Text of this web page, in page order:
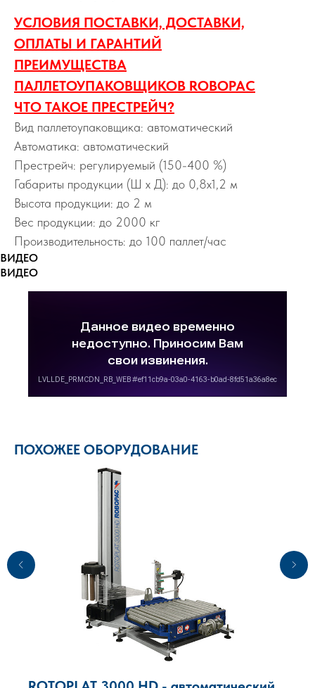
УСЛОВИЯ ПОСТАВКИ, ДОСТАВКИ,
ОПЛАТЫ И ГАРАНТИЙ
ПРЕИМУЩЕСТВА
ПАЛЛЕТОУПАКОВЩИКОВ ROBOPAC
ЧТО ТАКОЕ ПРЕСТРЕЙЧ?
Вид паллетоупаковщика: автоматический
Автоматика: автоматический
Престрейч: регулируемый (150-400 %)
Габариты продукции (Ш х Д): до 0,8х1,2 м
Высота продукции: до 2 м
Вес продукции: до 2000 кг
Производительность: до 100 паллет/час
ВИДЕО
ВИДЕО
ПОХОЖЕЕ ОБОРУДОВАНИЕ